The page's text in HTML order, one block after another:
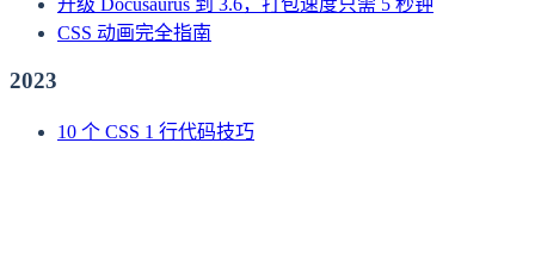
CSS 动画完全指南
2023
10 个 CSS 1 行代码技巧